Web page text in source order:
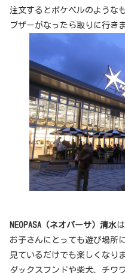
注文するとポケベルのような
ブザーがなったら取りに行きま
NEOPASA（ネオパーサ）清水は
お子さんにとっても遊び場所
見ているだけでも楽しくなりま
ダックスフンドや柴犬、チワ